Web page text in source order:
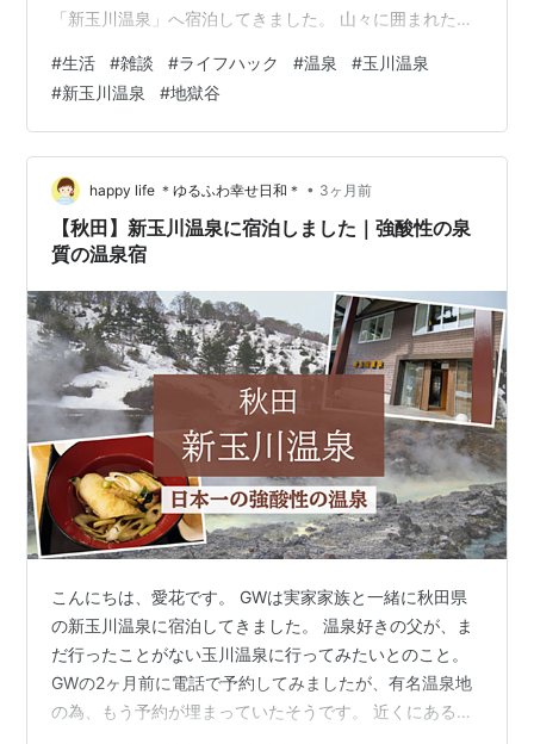
「新玉川温泉」へ宿泊してきました。 山々に囲まれた極
れ、心も体もすっきりとリフレッシュできる格別な時間
を過ごせました。新玉川温泉での素晴らしい滞在記録
を、温泉の魅力から大満足だった食事の内容まで、余す
ところなくお届けします。 第一章：新玉川温泉への旅立
ちと、山間に広がる静寂の別世界 日常の喧騒を抜け出
し、緑豊かな山道を車で進んでいくと、次第に周囲の景
色…
#生活 #雑談 #ライフハック #温泉 #玉川温泉
#新玉川温泉 #地獄谷
happy life ＊ゆるふわ幸せ日和＊ • 3ヶ月前
【秋田】新玉川温泉に宿泊しました｜強酸性の泉
質の温泉宿
こんにちは、愛花です。 GWは実家家族と一緒に秋田県
の新玉川温泉に宿泊してきました。 温泉好きの父が、ま
だ行ったことがない玉川温泉に行ってみたいとのこと。
GWの2ヶ月前に電話で予約してみましたが、有名温泉地
の為、もう予約が埋まっていたそうです。 近くにある同